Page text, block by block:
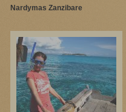
Nardymas Zanzibare